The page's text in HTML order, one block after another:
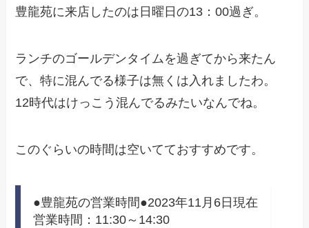
豊龍苑に来店したのは日曜日の13：00過ぎ。
ランチのゴールデンタイムを過ぎてから来たん
で、特に混んでる様子は無くは入れましたわ。
12時代はけっこう混んでるみたいなんでね。
このぐらいの時間は空いてておすすめです。
●豊龍苑の営業時間●2023年11月6日現在
営業時間：11:30～14:30